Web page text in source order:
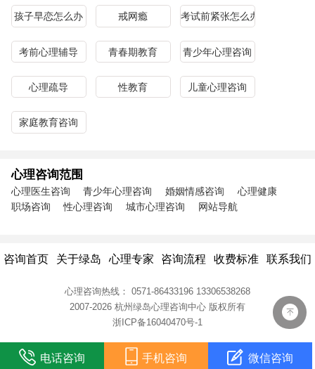
孩子早恋怎么办 戒网瘾 考试前紧张怎么办
考前心理辅导 青春期教育 青少年心理咨询
心理疏导 性教育 儿童心理咨询
家庭教育咨询
心理咨询范围
心理医生咨询 青少年心理咨询 婚姻情感咨询
心理健康
职场咨询
性心理咨询 城市心理咨询 网站导航
咨询首页 关于绿岛 心理专家 咨询流程 收费标准 联系我们
心理咨询热线： 0571-86433196 13306538268
2007-2026 杭州绿岛心理咨询中心 版权所有
浙ICP备16040470号-1
电话咨询 手机咨询 微信咨询